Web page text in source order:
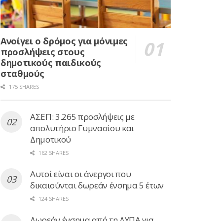
Ανοίγει ο δρόμος για μόνιμες
προσλήψεις στους
δημοτικούς παιδικούς
σταθμούς
175 SHARES
ΑΣΕΠ: 3.265 προσλήψεις με
απολυτήριο Γυμνασίου και
Δημοτικού
162 SHARES
Αυτοί είναι οι άνεργοι που
δικαιούνται δωρεάν ένσημα 5 έτων
124 SHARES